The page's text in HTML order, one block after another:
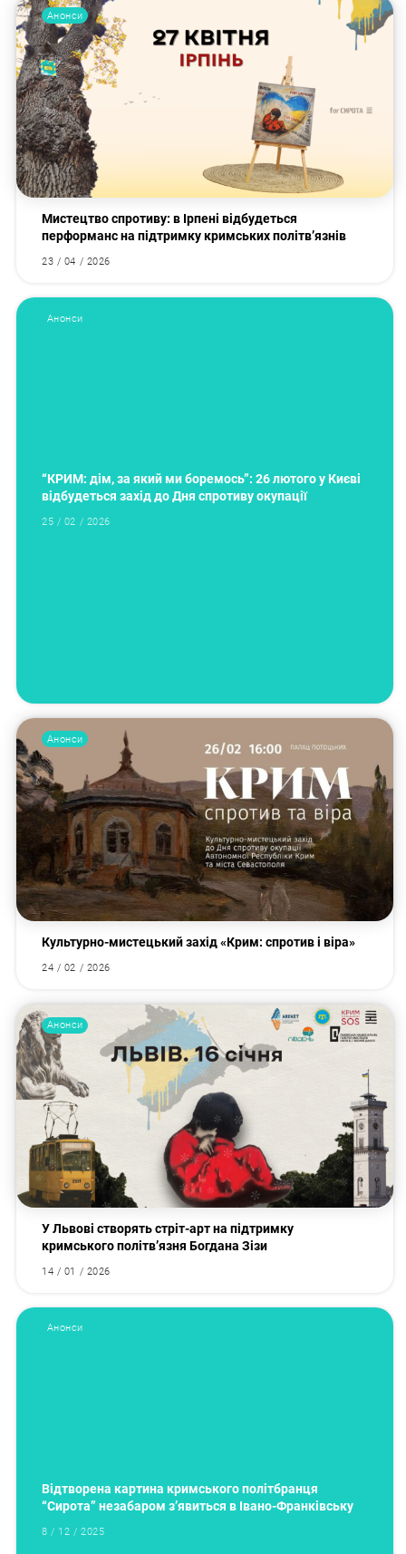
Анонси
Мистецтво спротиву: в Ірпені відбудеться
перформанс на підтримку кримських політв’язнів
23 / 04 / 2026
Анонси
“КРИМ: дім, за який ми боремось”: 26 лютого у Києві
відбудеться захід до Дня спротиву окупації
25 / 02 / 2026
Анонси
Культурно-мистецький захід «Крим: спротив і віра»
24 / 02 / 2026
Анонси
У Львові створять стріт-арт на підтримку
кримського політв’язня Богдана Зізи
14 / 01 / 2026
Анонси
Відтворена картина кримського політбранця
“Сирота” незабаром з’явиться в Івано-Франківську
8 / 12 / 2025